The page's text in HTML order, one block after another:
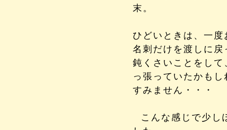
末。
ひどいときは、一
名刺だけを渡しに
鈍くさいことをし
っ張っていたかもし
すみません・・・
こんな感じで少し